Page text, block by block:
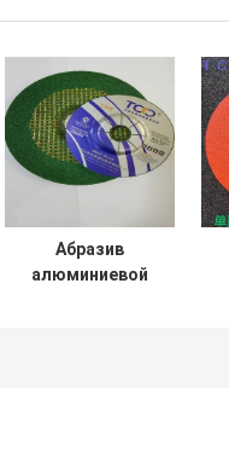
Абразив
алюминиевой